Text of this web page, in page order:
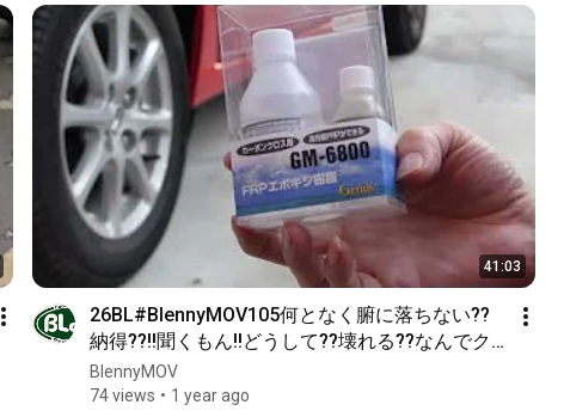
41:03
26BL#BlennyMOV105何となく腑に落ちない??
納得??!!聞くもん!!どうして??壊れる??なんでク
ラック??おかしいでしょ!!普通の鉄、普通のアル
ミ!!叩いても!!GM 6800
BlennyMOV
74 views
1 year ago